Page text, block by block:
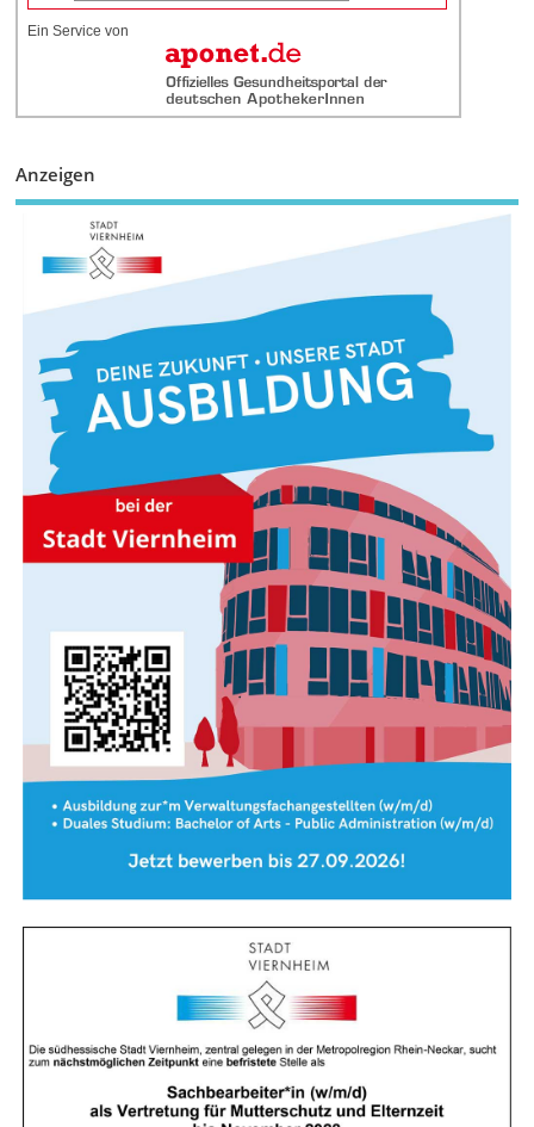
Ein Service von
Anzeigen